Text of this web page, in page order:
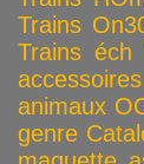
Trains
Trains éch
animaux
genre